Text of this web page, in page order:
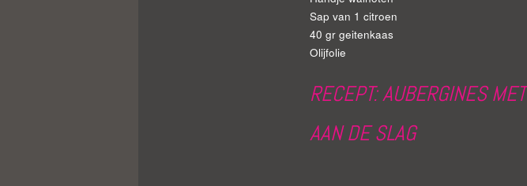
Sap van 1 citroen
40 gr geitenkaas
Olijfolie
RECEPT: AUBERGINES
AAN DE SLAG